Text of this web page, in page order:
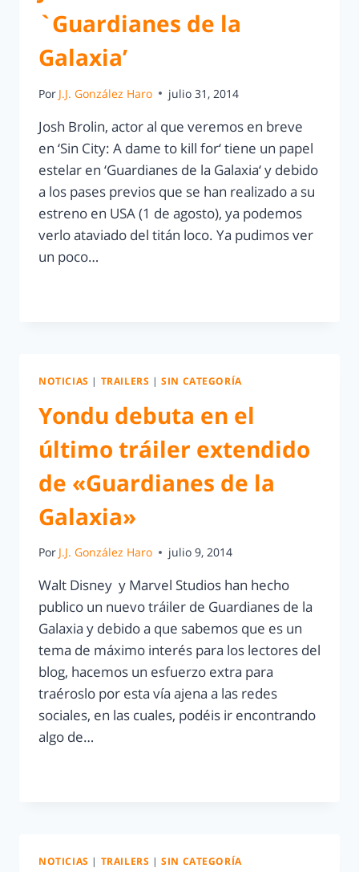
`Guardianes de la
Galaxia’
Por J.J. González Haro julio 31, 2014
Josh Brolin, actor al que veremos en breve
en ‘Sin City: A dame to kill for‘ tiene un papel
estelar en ‘Guardianes de la Galaxia‘ y debido
a los pases previos que se han realizado a su
estreno en USA (1 de agosto), ya podemos
verlo ataviado del titán loco. Ya pudimos ver
un poco…
NOTICIAS | TRAILERS |SIN CATEGORÍA
Yondu debuta en el
último tráiler extendido
de «Guardianes de la
Galaxia»
Por J.J. González Haro julio 9, 2014
Walt Disney y Marvel Studios han hecho
publico un nuevo tráiler de Guardianes de la
Galaxia y debido a que sabemos que es un
tema de máximo interés para los lectores del
blog, hacemos un esfuerzo extra para
traéroslo por esta vía ajena a las redes
sociales, en las cuales, podéis ir encontrando
algo de…
NOTICIAS | TRAILERS |SIN CATEGORÍA